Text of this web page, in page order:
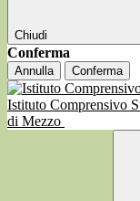
Chiudi
Conferma
Annulla Conferma
Istituto Comprensivo
di Mezzo